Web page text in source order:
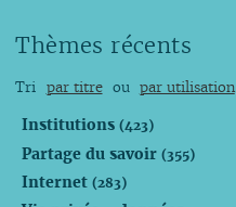
Thèmes récents
Tri par titre ou par utilisation
Institutions (423)
Partage du savoir (355)
Internet (283)